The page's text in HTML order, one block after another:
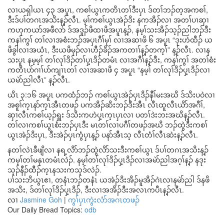
လၢယရှါယၤ ၄၃ အပူၤ, ကစၢ်ယွၤကတိၤတၢ်ဒီးပှၤ ဒ်တၢ်ဘၣ်တ့အကစၢ်,
ဒီးဒ်ပၢ်တဂၤအသိးန့ၣ်လီၤ. မ့ၢ်ကစၢ်ယွၤအဲၣ်ဒိး နကအိၣ်လၢ အတၢ်ပၢဆှၢ
ကဟုကယာ်အဖီလာ် ဒ်အဒူၣ်ဖိထၢဖိအပူၤန့ၣ်, နမ့ၢ်သးအိၣ်သ့ၣ်ညါဘၣ်ဒီး
ကနၢ်ကွၢ် တၢ်လၢအစံးဘၣ်အပှၤဂီၢ်မုၢ် လၢအဆၢဖိ ၆ အပူၤ “ဒုးဟဲထီၣ် ယ
ဖိခွါလၢအယံၤ, ဒီးယဖိမုၣ်လၢဟီၣ်ခိၣ်အကတၢၢ်န့ၣ်တက့ၢ်” န့ၣ်လီၤ. လၢန
သးပူၤ နမ့မ့ၢ် တၢ်လုၢ်ဒိၣ်တၢ်ပှ့ၤဒိၣ်တမံၤ လၢအဂီၢ်န့ၣ်ဒီး, ကနၢ်ကွၢ် အတၢ်စံး
ကတိၤပာ်ဂၢၢ်ပာ်ကျၢၤတၢ် လၢအဆၢဖိ ၄ အပူၤ “နမ့ၢ် တၢ်လုၢ်ဒိၣ်ပှ့ၤဒိၣ်လၢ
ယမဲာ်ညါလီၤ” န့ၣ်လီၤ.
ယိၤ ၃:၁၆ အပူၤ ပကထံၣ်ဘၣ် ကစၢ်ယွၤအဲၣ်ပှၤဒိၣ်နီၢ်မးအဃိ ဒ်သိးပဝဲလၢ
အစူၢ်က့ၤနာ်က့ၤအီၤတဖၣ် ပကအိၣ်ဆိးဘၣ်ဒီးအီၤ လီၤထူလီၤယိာ်အဂီၢ်,
ဆှၢလီၤကစၢ်ယ့ၣ်ရှူး ဒ်သိးကဟဲပှ့ၤက့ၤပှၤလၢ ပတၢ်ဒဲးဘးအဃိန့ၣ်လီၤ.
တၢ်လၢကစၢ်ယွၤစံးဘၣ်ပှၤဒီး မၤတၢ်လၢပဂီၢ်တဖၣ်အဃိ ဘၣ်ထွဲဒီးကစၢ်
ယွၤအဲၣ်ဒိးပှၤ, ဒီးအဲၣ်ပှၤကွံပှၤန့ၣ် ပနာ်အီၤသ့ လီၤတံၢ်လီၤဆဲးန့ၣ်လီၤ.
နတၢ်လဲၤခီဖျိလၢ နရ့လိာ်ဘၣ်ထွဲလိာ်သးဒီးကစၢ်ယွၤ ဒ်ပၢ်တဂၤအသိးန့ၣ်
ကမ့ၢ်တၢ်မနုၤတမံၤလဲၣ်. နမ့ၢ်တၢ်လုၢ်ဒိၣ်ပှ့ၤဒိၣ်လၢအမဲာ်ညါအဂ့ၢ်န့ၣ် နဒုး
သ့ၣ်နီၣ်ထီၣ်က့ၤနသးကသ့ဒ်လဲၣ်.
ပၢ်သးဘိယွၤဧၢ, တနံၤဘၣ်တနံၤ ယအဲၣ်ဒိးအိၣ်မူအိၣ်ဂဲၤလၢနမဲာ်ညါ ဒ်နဖိ
အသိး, ဒ်တၢ်လုၢ်ဒိၣ်ပှ့ၤဒိၣ်, ဒီးလၢအအိၣ်ဒီးအလၤကပီၤန့ၣ်လီၤ.
လၢ Jasmine Goh |ကွၢ်ပှၤကွဲးလံာ်အဂၤတဖၣ်
Our Daily Bread Topics: odb